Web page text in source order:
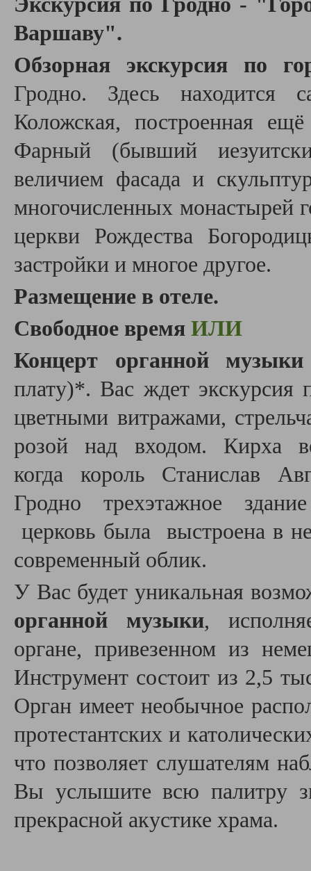
Варшаву".
Обзорная экскурсия по
Гродно. Здесь находится
Коложская, построенная
Фарный (бывший
величием фасада и
многочисленных монастырей
церкви Рождества
застройки и многое другое.
Размещение в отеле.
Свободное время ИЛИ
Концерт органной
плату)*. Вас ждет экскурсия
цветными витражами,
розой над входом. Кирха
когда король Станислав
Гродно трехэтажное
церковь была выстроена в
современный облик.
У Вас будет уникальная
органной музыки,
органе, привезенном из
Инструмент состоит из 2,5
Орган имеет необычное
протестантских и
что позволяет слушателям
Вы услышите всю палитру
прекрасной акустике храма.